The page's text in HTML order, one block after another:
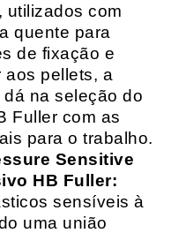
utilizados com
quente para
de fixação e
aos pellets, a
na seleção do
Fuller com as
para o trabalho.
Sensitive
HB Fuller:
sensíveis à
uma união